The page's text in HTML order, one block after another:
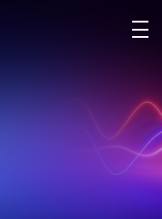
density_medium